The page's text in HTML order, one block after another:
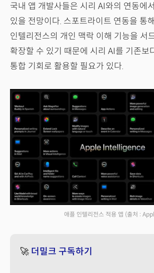
국내 앱 개발사들은 시리 AI와의 연동에
있을 전망이다. 스포트라이트 연동을 통
인텔리전스의 개인 맥락 이해 기능을 서
확장할 수 있기 때문에 시리 AI를 기존보
통합 기회로 활용할 필요가 있다.
애플 인텔리전스 적용 앱 (출처 :
🚀 더밀크 구독하기